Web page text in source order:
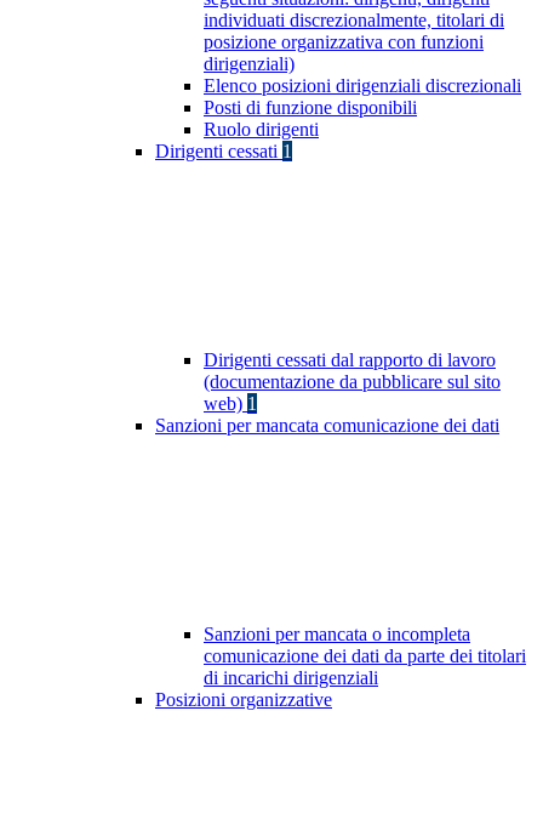
individuati discrezionalmente, titolari di
posizione organizzativa con funzioni
dirigenziali)
Elenco posizioni dirigenziali discrezionali
Posti di funzione disponibili
Ruolo dirigenti
Dirigenti cessati 1
Dirigenti cessati dal rapporto di lavoro
(documentazione da pubblicare sul sito
web) 1
Sanzioni per mancata comunicazione dei dati
Sanzioni per mancata o incompleta
comunicazione dei dati da parte dei titolari
di incarichi dirigenziali
Posizioni organizzative